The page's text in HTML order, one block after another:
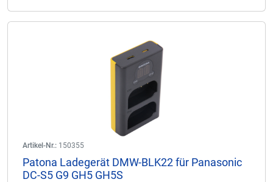
Artikel-Nr.: 150355
Patona Ladegerät DMW-BLK22 für Panasonic
DC-S5 G9 GH5 GH5S